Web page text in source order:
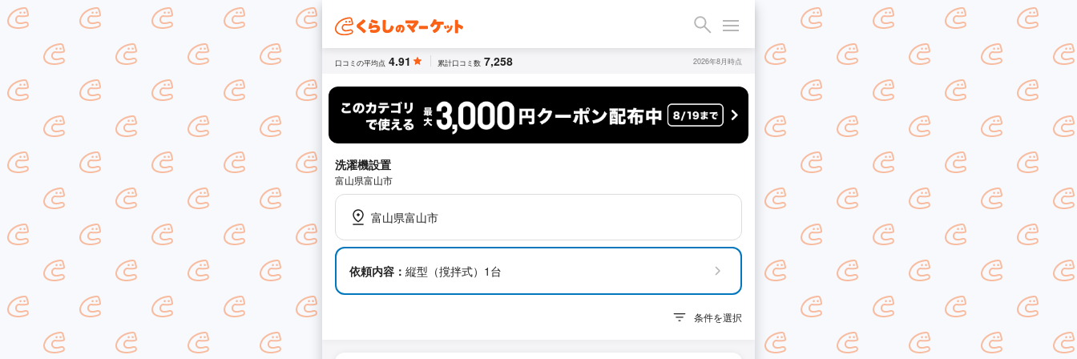
口コミの平均点 4.91 累計口コミ数 7,258 2026年8月時点
洗濯機設置
富山県富山市
富山県富山市
依頼内容： 縦型（撹拌式）1台
条件を選択